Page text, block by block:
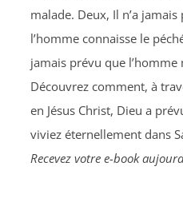
malade. Deux, Il n’a
l’homme connaisse le
jamais prévu que l’homme
Découvrez comment, à
en Jésus Christ, Dieu a
viviez éternellement dans
Recevez votre e-book